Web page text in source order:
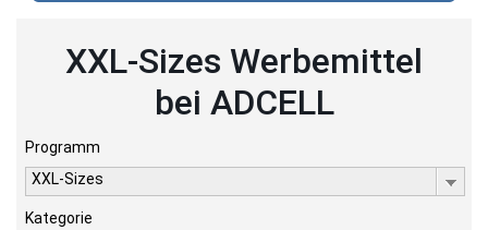
XXL-Sizes Werbemittel
bei ADCELL
Programm
XXL-Sizes
Kategorie